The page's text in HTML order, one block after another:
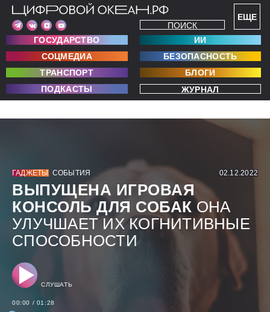
ЕЩЕ
ПОИСК
ГОСУДАРСТВО
ИИ
СОЦМЕДИА
БЕЗОПАСНОСТЬ
ТРАНСПОРТ
БЛОГИ
ПОДКАСТЫ
ЖУРНАЛ
ГАДЖЕТЫ СОБЫТИЯ 02.12.2022
ВЫПУЩЕНА ИГРОВАЯ
КОНСОЛЬ ДЛЯ СОБАК ОНА
УЛУЧШАЕТ ИХ КОГНИТИВНЫЕ
СПОСОБНОСТИ
СЛУШАТЬ
00:00 / 01:28